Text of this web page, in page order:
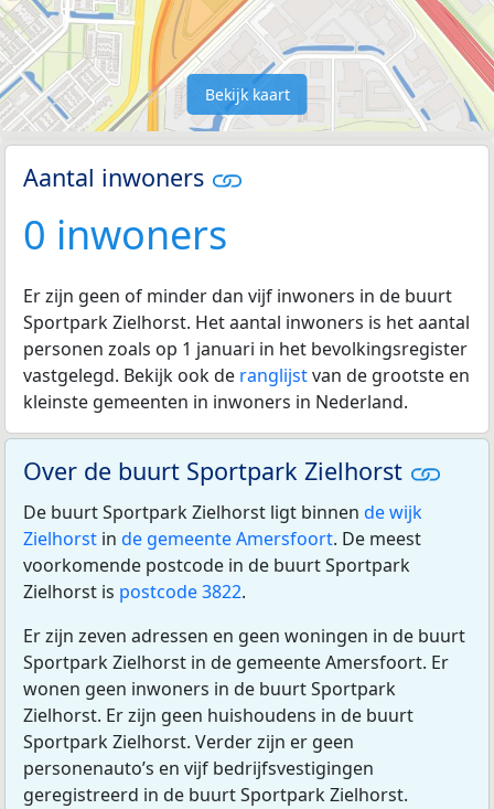
Bekijk kaart
Aantal inwoners
0 inwoners
Er zijn geen of minder dan vijf inwoners in de buurt
Sportpark Zielhorst. Het aantal inwoners is het aantal
personen zoals op 1 januari in het bevolkingsregister
vastgelegd. Bekijk ook de ranglijstvan de grootste en
kleinste gemeenten in inwoners in Nederland.
Over de buurt Sportpark Zielhorst
De buurt Sportpark Zielhorst ligt binnen de wijk
Zielhorst in de gemeente Amersfoort. De meest
voorkomende postcode in de buurt Sportpark
Zielhorst is postcode 3822.
Er zijn zeven adressen en geen woningen in de buurt
Sportpark Zielhorst in de gemeente Amersfoort. Er
wonen geen inwoners in de buurt Sportpark
Zielhorst. Er zijn geen huishoudens in de buurt
Sportpark Zielhorst. Verder zijn er geen
personenauto’s en vijf bedrijfsvestigingen
geregistreerd in de buurt Sportpark Zielhorst.